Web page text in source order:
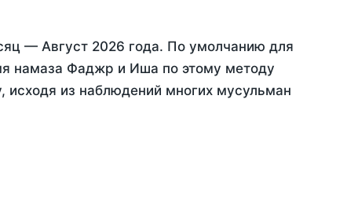
— Август 2026 года. По умолчанию для
намаза Фаджр и Иша по этому методу
исходя из наблюдений многих мусульман